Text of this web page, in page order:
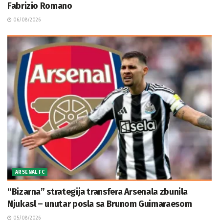
Fabrizio Romano
06/08/2026
ARSENAL FC
“Bizarna” strategija transfera Arsenala zbunila
Njukasl – unutar posla sa Brunom Guimaraesom
05/08/2026